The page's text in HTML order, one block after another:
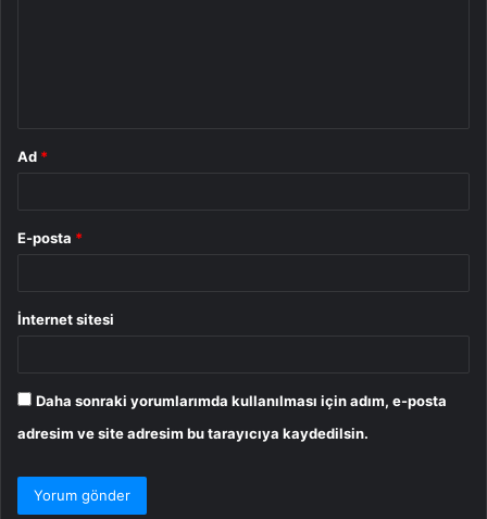
Ad *
E-posta *
İnternet sitesi
Daha sonraki yorumlarımda kullanılması için adım, e-posta
adresim ve site adresim bu tarayıcıya kaydedilsin.